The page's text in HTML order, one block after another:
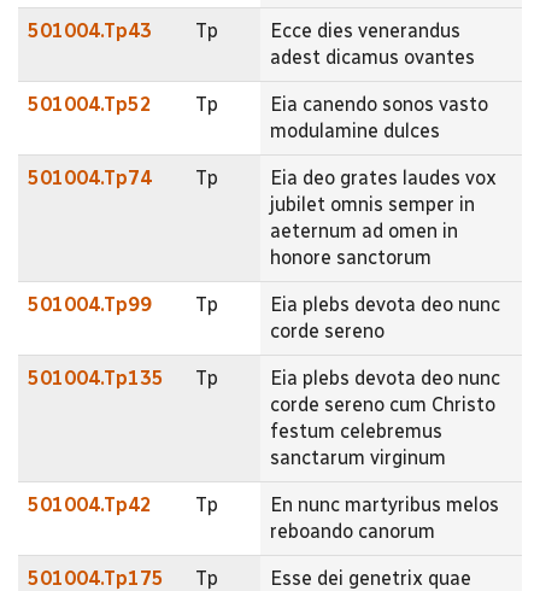
501004.Tp43 Tp
Ecce dies venerandus
adest dicamus ovantes
501004.Tp52 Tp
Eia canendo sonos vasto
modulamine dulces
501004.Tp74 Tp
Eia deo grates laudes vox
jubilet omnis semper in
aeternum ad omen in
honore sanctorum
501004.Tp99 Tp
Eia plebs devota deo nunc
corde sereno
501004.Tp135 Tp
Eia plebs devota deo nunc
corde sereno cum Christo
festum celebremus
sanctarum virginum
501004.Tp42 Tp
En nunc martyribus melos
reboando canorum
501004.Tp175 Tp
Esse dei genetrix quae